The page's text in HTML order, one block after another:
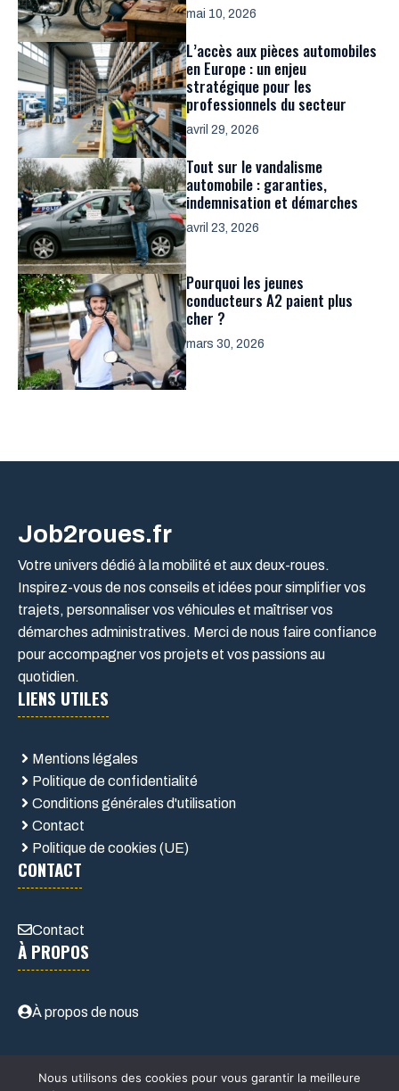
mai 10, 2026
L’accès aux pièces automobiles
en Europe : un enjeu
stratégique pour les
professionnels du secteur
avril 29, 2026
Tout sur le vandalisme
automobile : garanties,
indemnisation et démarches
avril 23, 2026
Pourquoi les jeunes
conducteurs A2 paient plus
cher ?
mars 30, 2026
Job2roues.fr
Votre univers dédié à la mobilité et aux deux-roues.
Inspirez-vous de nos conseils et idées pour simplifier vos
trajets, personnaliser vos véhicules et maîtriser vos
démarches administratives. Merci de nous faire confiance
pour accompagner vos projets et vos passions au
quotidien.
LIENS UTILES
Mentions légales
Politique de confidentialité
Conditions générales d'utilisation
Contact
Politique de cookies (UE)
CONTACT
Contact
À PROPOS
À propos de nous
Nous utilisons des cookies pour vous garantir la meilleure